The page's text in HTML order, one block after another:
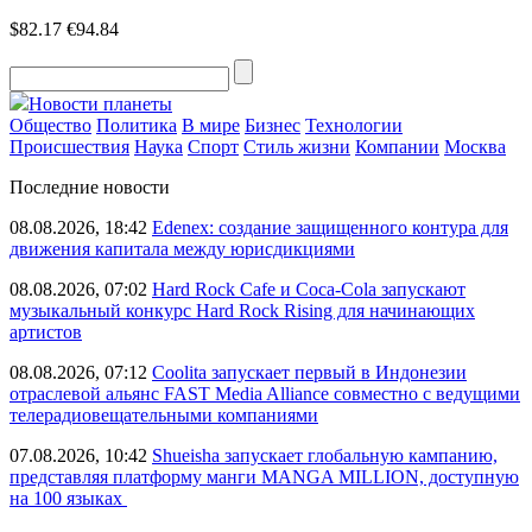
$82.17 €94.84
Новости планеты
Общество Политика В мире Бизнес Технологии
Происшествия Наука Спорт Стиль жизни Компании Москва
Последние новости
08.08.2026, 18:42 Edenex: создание защищенного контура для
движения капитала между юрисдикциями
08.08.2026, 07:02 Hard Rock Cafe и Coca-Cola запускают
музыкальный конкурс Hard Rock Rising для начинающих
артистов
08.08.2026, 07:12 Coolita запускает первый в Индонезии
отраслевой альянс FAST Media Alliance совместно с ведущими
телерадиовещательными компаниями
07.08.2026, 10:42 Shueisha запускает глобальную кампанию,
представляя платформу манги MANGA MILLION, доступную
на 100 языках